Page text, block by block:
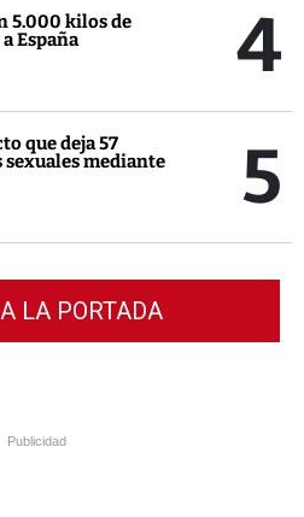
5.000 kilos de
España
4
que deja 57
mediante
5
LA PORTADA
Publicidad